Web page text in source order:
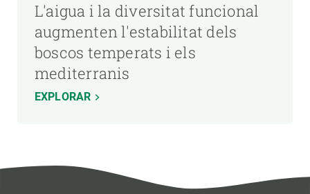
L'aigua i la diversitat funcional
augmenten l'estabilitat dels
boscos temperats i els
mediterranis
EXPLORAR